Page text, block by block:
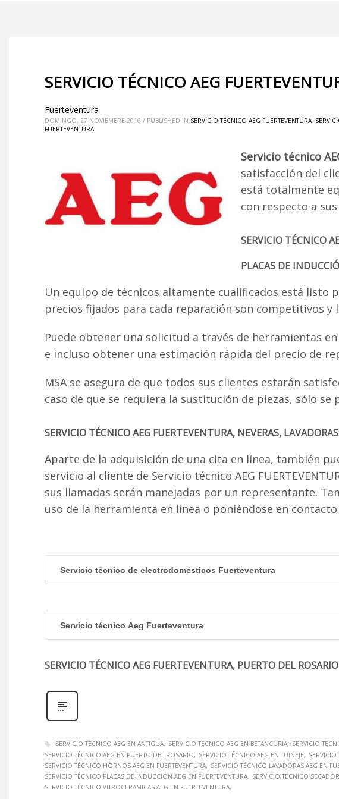
SERVICIO TÉCNICO AEG
Fuerteventura
DOMINGO, 27 NOVIEMBRE 2016 / PUBLISHED IN SERVICIO TÉCNICO AEG FUERTEVENTURA,
FUERTEVENTURA
Servicio técnico
satisfacción del
está totalmente
con respecto a
SERVICIO TÉCNICO
PLACAS DE
Un equipo de técnicos altamente cualificados está
precios fijados para cada reparación son competitivos y
Puede obtener una solicitud a través de herramientas
e incluso obtener una estimación rápida del precio de
MSA se asegura de que todos sus clientes estarán
caso de que se requiera la sustitución de piezas, sólo
SERVICIO TÉCNICO AEG FUERTEVENTURA, NEVERAS,
Aparte de la adquisición de una cita en línea, también
servicio al cliente de Servicio técnico AEG
sus llamadas serán manejadas por un representante.
uso de la herramienta en línea o poniéndose en
Servicio técnico de electrodomésticos Fuerteventura
Servicio técnico Aeg Fuerteventura
SERVICIO TÉCNICO AEG FUERTEVENTURA, PUERTO DEL ROSARIO
SERVICIO TÉCNICO AEG EN ANTIGUA SERVICIO TÉCNICO AEG EN BETANCURIA SERVICIO
SERVICIO TÉCNICO AEG EN PUERTO DEL ROSARIO
SERVICIO TÉCNICO AEG EN TUINEJE SERVICIO
SERVICIO TÉCNICO HORNOS AEG EN FUERTEVENTURA
SERVICIO TÉCNICO LAVADORAS AEG EN
SERVICIO TÉCNICO PLACAS DE INDUCCIÓN AEG EN FUERTEVENTURA
SERVICIO TÉCNICO
SERVICIO TÉCNICO VITROCERAMICAS AEG EN FUERTEVENTURA